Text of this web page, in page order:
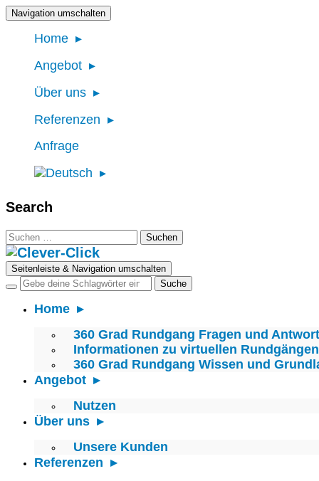
Navigation umschalten
Home
Angebot
Über uns
Referenzen
Anfrage
Search
Suchen
nach:
Seitenleiste & Navigation umschalten
Home
360 Grad Rundgang Fragen und
Informationen zu virtuellen Rundgängen
360 Grad Rundgang Wissen und
Angebot
Nutzen
Über uns
Unsere Kunden
Referenzen